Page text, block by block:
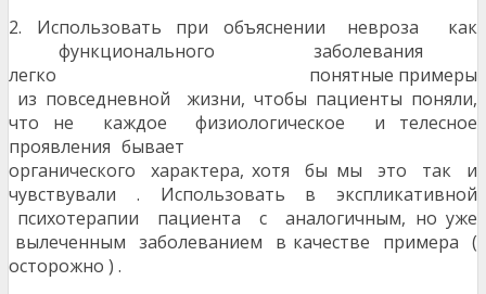
2. Использовать при объяснении невроза как
функционального заболевания
легко понятные примеры
из повседневной жизни, чтобы пациенты поняли,
что не каждое физиологическое и телесное
проявления бывает
органического характера, хотя бы мы это так и
чувствували . Использовать в экспликативной
психотерапии пациента с аналогичным, но уже
вылеченным заболеванием в качестве примера (
осторожно ) .